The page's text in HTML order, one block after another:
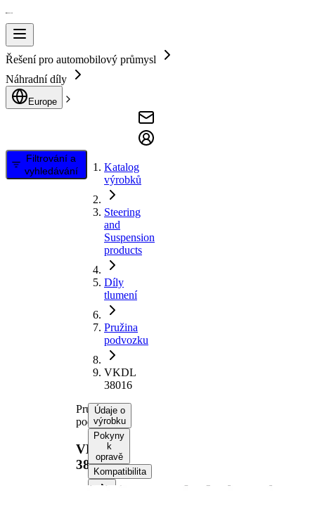
Řešení pro automobilový průmysl
Náhradní díly
Europe
Filtrování a
vyhledávání
Katalog
výrobků
Steering
and
Suspension
products
Díly
tlumení
Pružina
podvozku
VKDL
38016
Pružina
podvozku
VKDL
38016
Údaje o
výrobku
Pokyny
k
opravě
Kompatibilita